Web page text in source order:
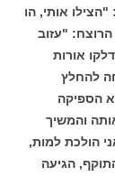
אותי, הו
"עזוב
אורות
להחלץ
הספיקה
והמשיך
הולכת למות,
הגיעה